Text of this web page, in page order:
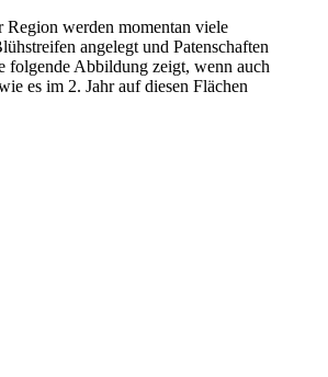
Region werden momentan viele
angelegt und Patenschaften
folgende Abbildung zeigt, wenn auch
es im 2. Jahr auf diesen Flächen